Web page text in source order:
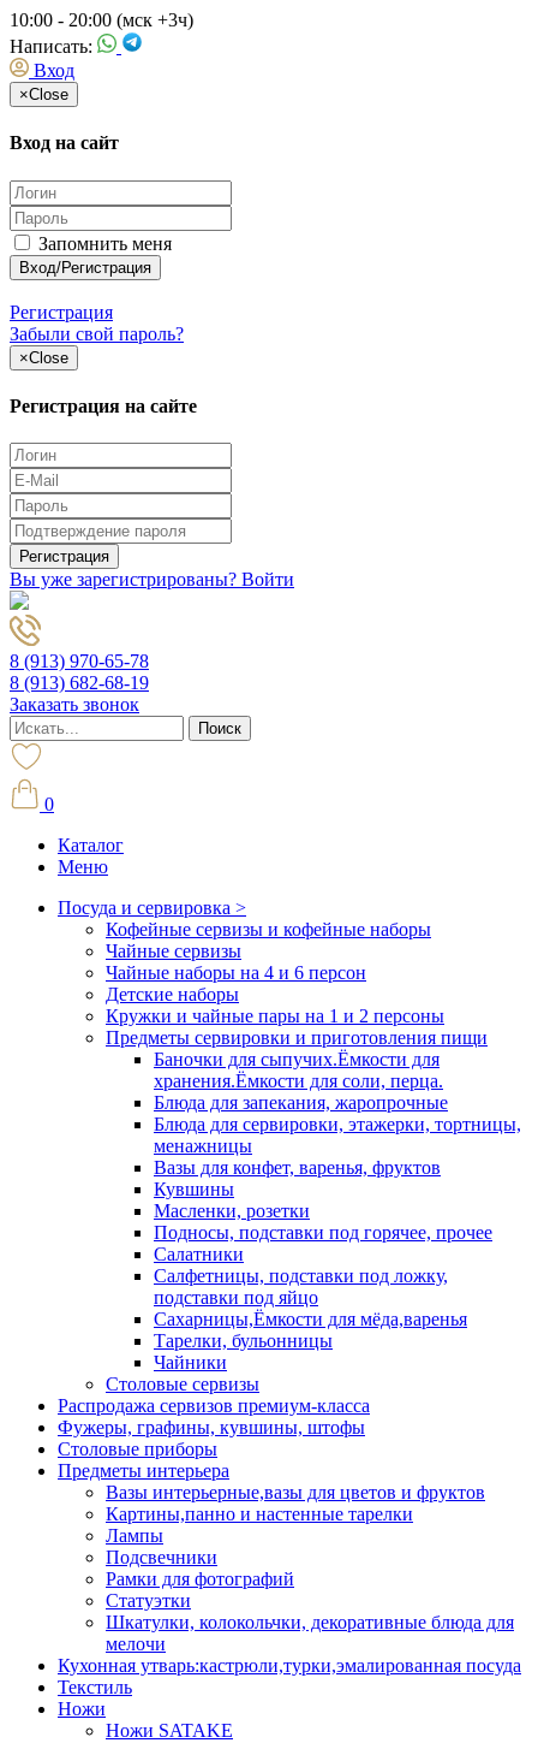
10:00 - 20:00 (мск +3ч)
Написать:
Вход
×Close
Вход на сайт
Запомнить меня
Регистрация
Забыли свой пароль?
×Close
Регистрация на сайте
Вы уже зарегистрированы? Войти
8 (913) 970-65-78
8 (913) 682-68-19
Заказать звонок
0
Каталог
Меню
Посуда и сервировка >
Кофейные сервизы и кофейные наборы
Чайные сервизы
Чайные наборы на 4 и 6 персон
Детские наборы
Кружки и чайные пары на 1 и 2 персоны
Предметы сервировки и приготовления пищи
Баночки для сыпучих.Ёмкости для
хранения.Ёмкости для соли, перца.
Блюда для запекания, жаропрочные
Блюда для сервировки, этажерки, тортницы,
менажницы
Вазы для конфет, варенья, фруктов
Кувшины
Масленки, розетки
Подносы, подставки под горячее, прочее
Салатники
Салфетницы, подставки под ложку,
подставки под яйцо
Сахарницы,Ёмкости для мёда,варенья
Тарелки, бульонницы
Чайники
Столовые сервизы
Распродажа сервизов премиум-класса
Фужеры, графины, кувшины, штофы
Столовые приборы
Предметы интерьера
Вазы интерьерные,вазы для цветов и фруктов
Картины,панно и настенные тарелки
Лампы
Подсвечники
Рамки для фотографий
Статуэтки
Шкатулки, колокольчки, декоративные блюда для
мелочи
Кухонная утварь:кастрюли,турки,эмалированная посуда
Текстиль
Ножи
Ножи SATAKE